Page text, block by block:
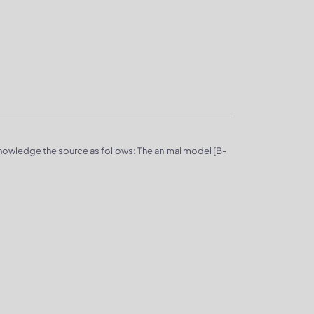
the source as follows: The animal model [B-